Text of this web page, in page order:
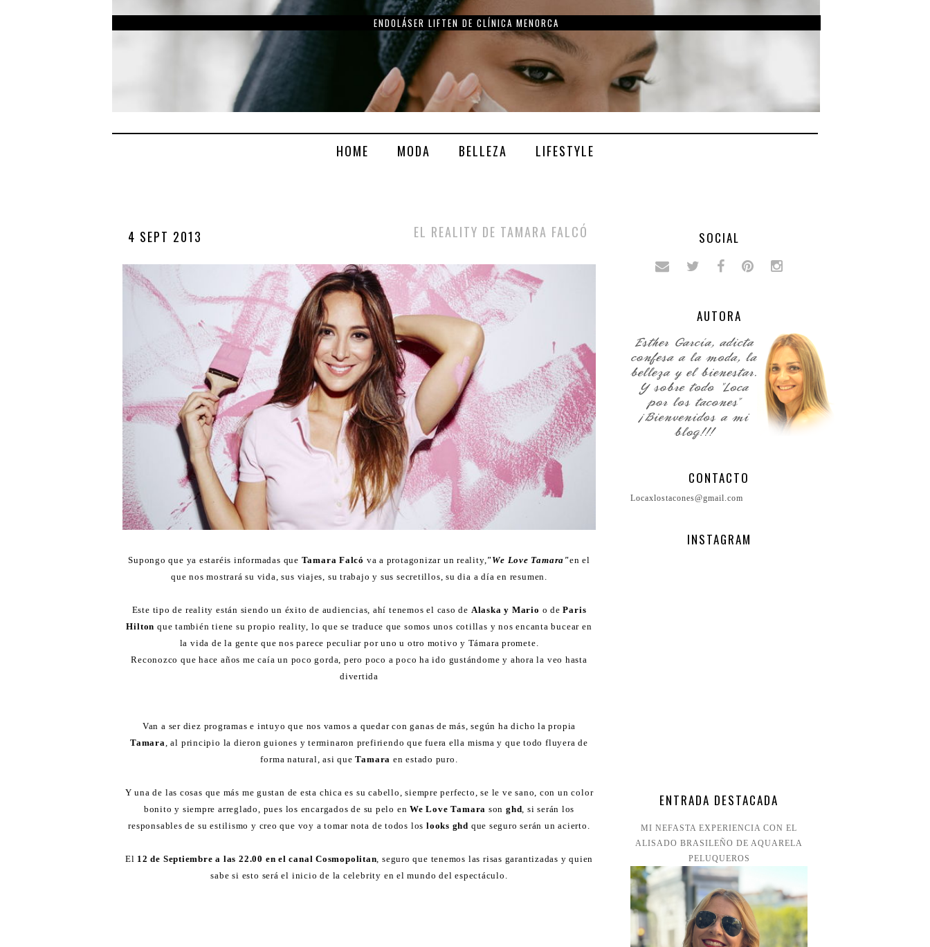
ENDOLÁSER LIFTEN DE CLÍNICA MENORCA
HOME MODA BELLEZA LIFESTYLE
4 SEPT 2013 EL REALITY DE TAMARA FALCÓ
Supongo que ya estaréis informadas que Tamara Falcó va a protagonizar un reality, "We Love Tamara"en el
que nos mostrará su vida, sus viajes, su trabajo y sus secretillos, su dia a día en resumen.
Este tipo de reality están siendo un éxito de audiencias, ahí tenemos el caso de Alaska y Mario o deParis
Hilton que también tiene su propio reality, lo que se traduce que somos unos cotillas y nos encanta bucear en
la vida de la gente que nos parece peculiar por uno u otro motivo y Támara promete.
Reconozco que hace años me caía un poco gorda, pero poco a poco ha ido gustándome y ahora la veo hasta
divertida
Van a ser diez programas e intuyo que nos vamos a quedar con ganas de más, según ha dicho la propia
Tamara , al principio la dieron guiones y terminaron prefiriendo que fuera ella misma y que todo fluyera de
forma natural, asi queTamara en estado puro.
Y una de las cosas que más me gustan de esta chica es su cabello, siempre perfecto, se le ve sano, con un color
bonito y siempre arreglado, pues los encargados de su pelo enWe Love Tamara son ghd , si serán los
responsables de su estilismo y creo que voy a tomar nota de todos los looks ghd que seguro serán un acierto.
El 12 de Septiembre a las 22.00 en el canal Cosmopolitan , seguro que tenemos las risas garantizadas y quien
sabe si esto será el inicio de la celebrity en el mundo del espectáculo.
SOCIAL
AUTORA
CONTACTO
Locaxlostacones@gmail.com
INSTAGRAM
ENTRADA DESTACADA
MI NEFASTA EXPERIENCIA CON EL
ALISADO BRASILEÑO DE AQUARELA
PELUQUEROS